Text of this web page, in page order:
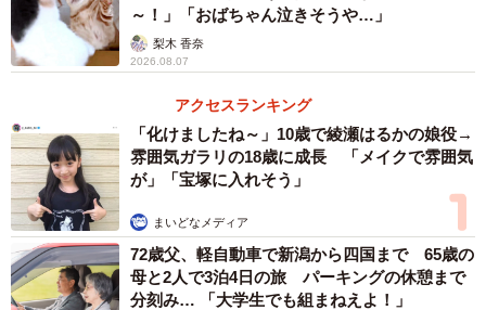
～！」「おばちゃん泣きそうや…」
梨木 香奈
2026.08.07
アクセスランキング
「化けましたね～」10歳で綾瀬はるかの娘役→
雰囲気ガラリの18歳に成長 「メイクで雰囲気
が」「宝塚に入れそう」
まいどなメディア
72歳父、軽自動車で新潟から四国まで 65歳の
母と2人で3泊4日の旅 パーキングの休憩まで
分刻み… 「大学生でも組まねえよ！」